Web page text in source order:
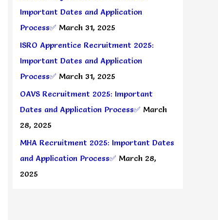
Important Dates and Application
Process✅ March 31, 2025
ISRO Apprentice Recruitment 2025:
Important Dates and Application
Process✅ March 31, 2025
OAVS Recruitment 2025: Important
Dates and Application Process✅ March
28, 2025
MHA Recruitment 2025: Important Dates
and Application Process✅ March 28,
2025